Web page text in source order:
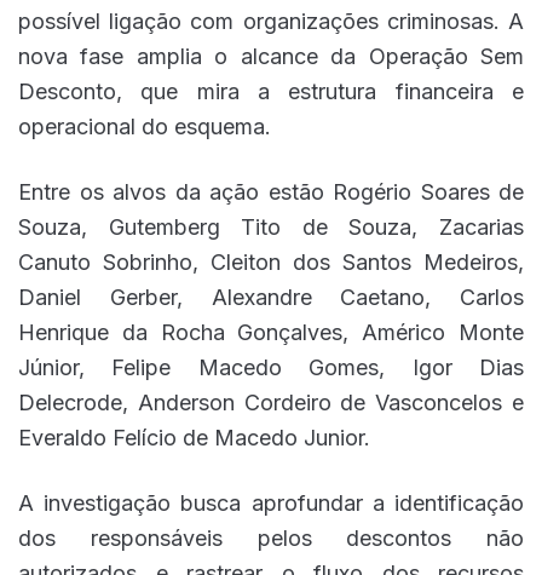
possível ligação com organizações criminosas. A
nova fase amplia o alcance da Operação Sem
Desconto, que mira a estrutura financeira e
operacional do esquema.
Entre os alvos da ação estão Rogério Soares de
Souza, Gutemberg Tito de Souza, Zacarias
Canuto Sobrinho, Cleiton dos Santos Medeiros,
Daniel Gerber, Alexandre Caetano, Carlos
Henrique da Rocha Gonçalves, Américo Monte
Júnior, Felipe Macedo Gomes, Igor Dias
Delecrode, Anderson Cordeiro de Vasconcelos e
Everaldo Felício de Macedo Junior.
A investigação busca aprofundar a identificação
dos responsáveis pelos descontos não